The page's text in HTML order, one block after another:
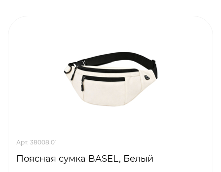
Арт. 38008.01
Поясная сумка BASEL, Белый